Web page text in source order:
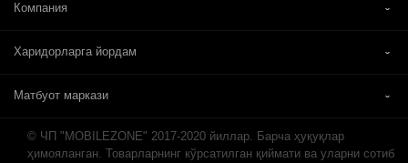
Компания
Харидорларга йордам
Матбуот маркази
© ЧП "MOBILEZONE" 2017-2020 йиллар. Барча ҳуқуқлар
ҳимояланган. Товарларнинг кўрсатилган қиймати ва уларни сотиб